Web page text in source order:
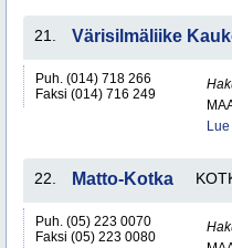
21. Värisilmäliike
Puh. (014) 718 266
Faksi (014) 716 249
22. Matto-Kotka
Puh. (05) 223 0070
Faksi (05) 223 0080